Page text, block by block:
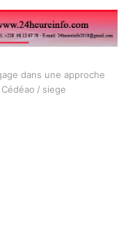
dans une approche
/ siege